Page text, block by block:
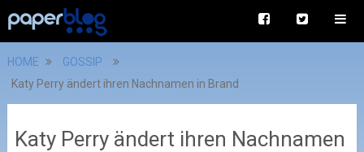
HOME
GOSSIP
Katy Perry ändert ihren Nachnamen in Brand
Katy Perry ändert ihren Nachnamen